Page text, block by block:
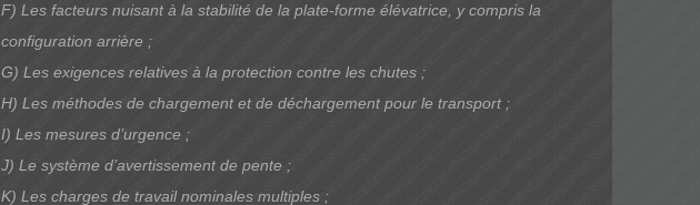
F) Les facteurs nuisant à la stabilité de la plate-forme élévatrice, y compris la
configuration arrière ;
G) Les exigences relatives à la protection contre les chutes ;
H) Les méthodes de chargement et de déchargement pour le transport ;
I) Les mesures d’urgence ;
J) Le système d’avertissement de pente ;
K) Les charges de travail nominales multiples ;